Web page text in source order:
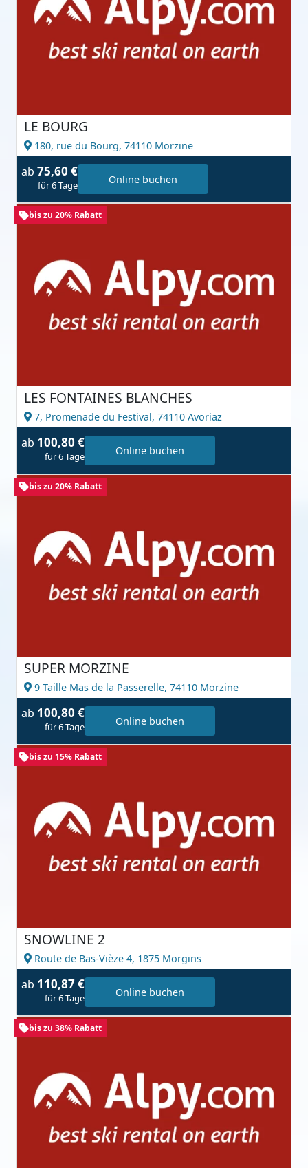
LE BOURG
180, rue du Bourg, 74110 Morzine
ab 75,60 €
für 6 Tage Online buchen
bis zu 20% Rabatt
LES FONTAINES BLANCHES
7, Promenade du Festival, 74110 Avoriaz
ab 100,80 €
für 6 Tage Online buchen
bis zu 20% Rabatt
SUPER MORZINE
9 Taille Mas de la Passerelle, 74110 Morzine
ab 100,80 €
für 6 Tage Online buchen
bis zu 15% Rabatt
SNOWLINE 2
Route de Bas-Vièze 4, 1875 Morgins
ab 110,87 €
für 6 Tage Online buchen
bis zu 38% Rabatt